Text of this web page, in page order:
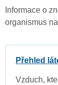
Informace o
organismus
Přehled
Vzduch,